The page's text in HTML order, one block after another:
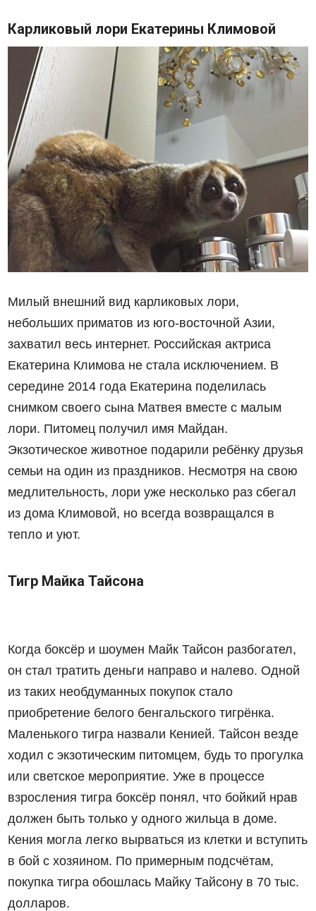
Карликовый лори Екатерины Климовой
Милый внешний вид карликовых лори,
небольших приматов из юго-восточной Азии,
захватил весь интернет. Российская актриса
Екатерина Климова не стала исключением. В
середине 2014 года Екатерина поделилась
снимком своего сына Матвея вместе с малым
лори. Питомец получил имя Майдан.
Экзотическое животное подарили ребёнку друзья
семьи на один из праздников. Несмотря на свою
медлительность, лори уже несколько раз сбегал
из дома Климовой, но всегда возвращался в
тепло и уют.
Тигр Майка Тайсона
Когда боксёр и шоумен Майк Тайсон разбогател,
он стал тратить деньги направо и налево. Одной
из таких необдуманных покупок стало
приобретение белого бенгальского тигрёнка.
Маленького тигра назвали Кенией. Тайсон везде
ходил с экзотическим питомцем, будь то прогулка
или светское мероприятие. Уже в процессе
взросления тигра боксёр понял, что бойкий нрав
должен быть только у одногожильца в доме.
Кения могла легко вырваться из клетки и вступить
в бой с хозяином. По примерным подсчётам,
покупка тигра обошлась Майку Тайсону в 70 тыс.
долларов.